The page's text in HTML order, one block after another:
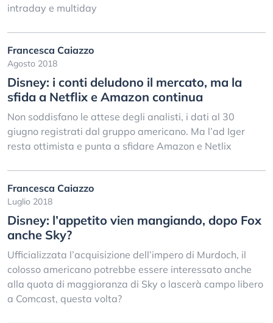
intraday e multiday
Francesca Caiazzo
Agosto 2018
Disney: i conti deludono il mercato, ma la
sfida a Netflix e Amazon continua
Non soddisfano le attese degli analisti, i dati al 30
giugno registrati dal gruppo americano. Ma l’ad Iger
resta ottimista e punta a sfidare Amazon e Netlix
Francesca Caiazzo
Luglio 2018
Disney: l’appetito vien mangiando, dopo Fox
anche Sky?
Ufficializzata l’acquisizione dell’impero di Murdoch, il
colosso americano potrebbe essere interessato anche
alla quota di maggioranza di Sky o lascerà campo libero
a Comcast, questa volta?